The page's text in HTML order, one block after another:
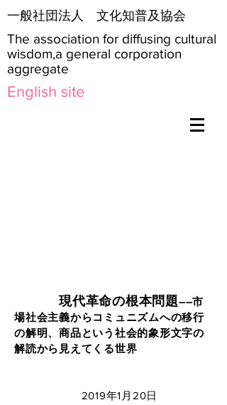
​一般社団法人 文化知普及協会
The association for diffusing cultural
wisdom,a general corporation
aggregate
English site
現代革命の根本問題――市
場社会主義からコミュニズムへの移行
の解明、商品という社会的象形文字の
解読から見えてくる世界
2019年1月20日